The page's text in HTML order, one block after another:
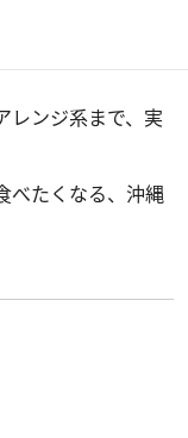
レンジ系まで、実
べたくなる、沖縄